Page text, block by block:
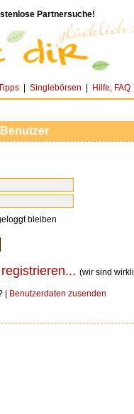
Partnersuche!
Singlebörsen Hilfe, FAQ
bleiben
(wir sind
| Benutzerdaten zusenden